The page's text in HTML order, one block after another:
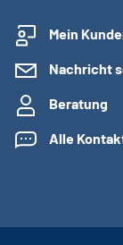
Mein
Nachricht
Beratung
Alle